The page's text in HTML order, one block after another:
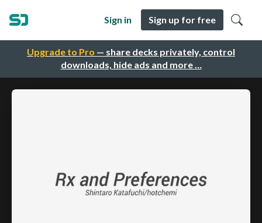
Upgrade to Pro — share decks privately, control
downloads, hide ads and more …
Sign in Sign up for free